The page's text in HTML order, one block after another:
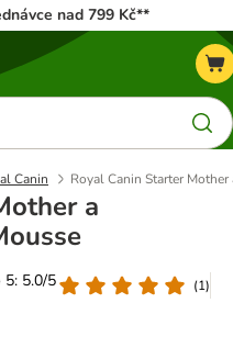
nad 799 Kč**
Canin Royal Canin Starter
a
5: 5.0/5
(1)